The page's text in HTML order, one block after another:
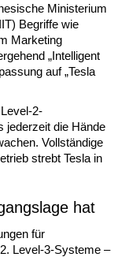
Ministerium
Begriffe wie
Marketing
„Intelligent
auf „Tesla
2-
jederzeit die Hände
Vollständige
strebt Tesla in
hat
für
Level-3-Systeme –